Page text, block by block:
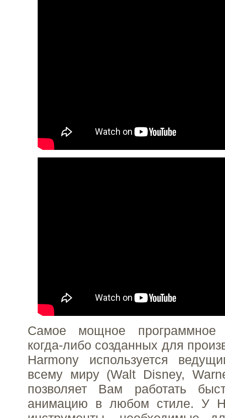
Самое мощное программное
когда-либо созданных для
Harmony используется
всему миру (Walt Disney,
позволяет Вам работать
анимацию в любом стиле. У